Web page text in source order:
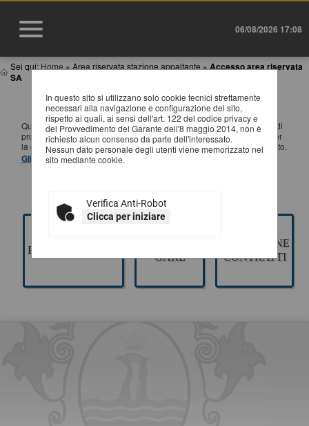
06/08/2026 17:08
Sei qui: Home » Area riservata stazione appaltante » Accesso area riservata
SA
In questo sito si utilizzano solo cookie tecnici strettamente
necessari alla navigazione e configurazione del sito,
rispetto ai quali, ai sensi dell'art. 122 del codice privacy e
del Provvedimento del Garante dell'8 maggio 2014, non è
richiesto alcun consenso da parte dell'interessato.
Nessun dato personale degli utenti viene memorizzato nel
sito mediante cookie.
Verifica Anti-Robot
Clicca per iniziare
ACCESSO AREA RISERVATA SA
Questa sezione è dedicata agli applicativi per la gestione della fase di
progettazione di un appalto pubblico di Lavori, Servizi e Forniture, per
la gestione della fase a evidenza pubblica ed esecuzione del contratto.
Gli applicativi presenti sono ad uso esclusivo dell'Ente.
PROGETTAZIONE
GARE
ESECUZIONE
CONTRATTI